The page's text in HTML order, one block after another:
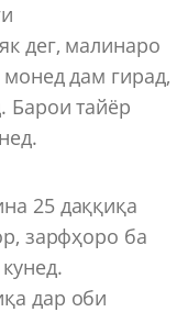
дег, малинаро
дам гирад,
Барои тайёр
25 даққиқа
зарфҳоро ба
дар оби